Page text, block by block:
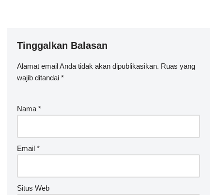
Tinggalkan Balasan
Alamat email Anda tidak akan dipublikasikan. Ruas yang
wajib ditandai *
Nama *
Email *
Situs Web